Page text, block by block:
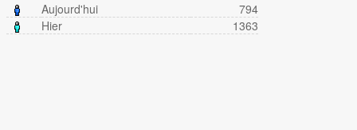
Aujourd'hui
794
Hier
1363